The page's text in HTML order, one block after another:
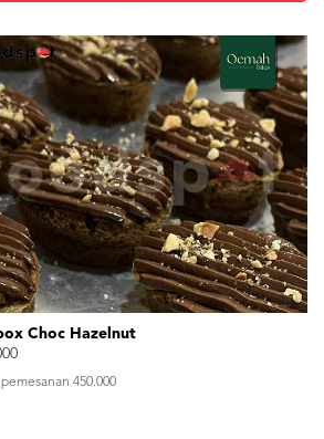
Choc Hazelnut
450.000